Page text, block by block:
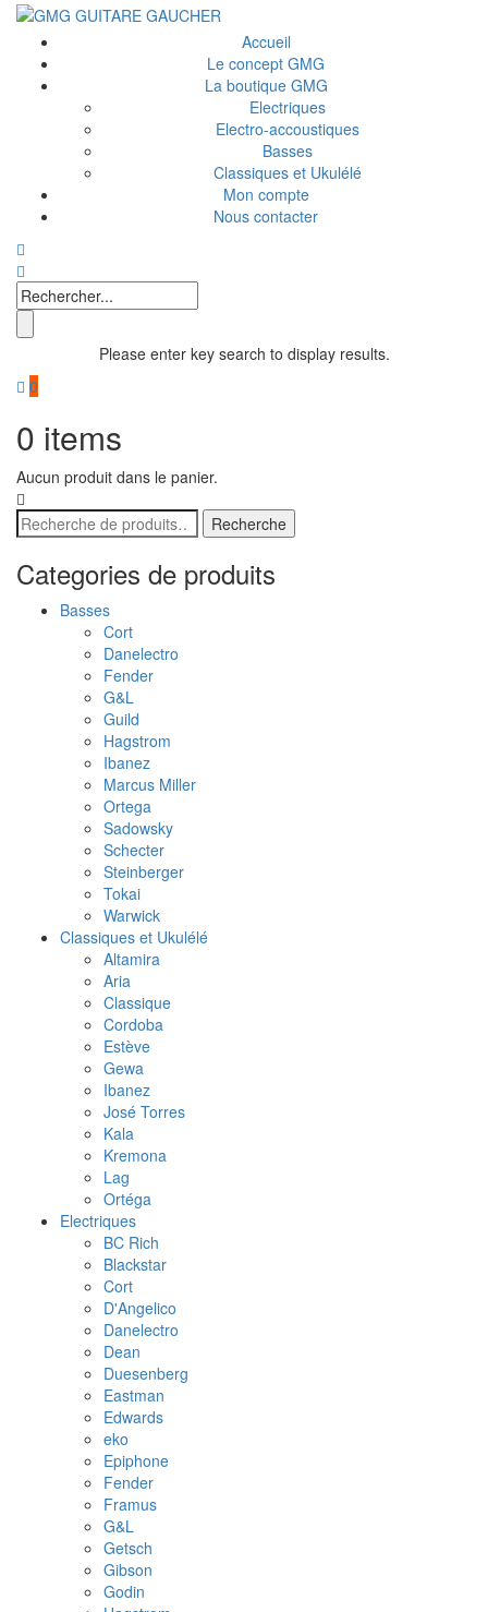
Accueil
Le concept GMG
La boutique GMG
Electriques
Electro-accoustiques
Basses
Classiques et Ukulélé
Mon compte
Nous contacter
Please enter key search to display results.
0
0 items
Aucun produit dans le panier.
Recherche
pour :
Recherche
Categories de produits
Basses
Cort
Danelectro
Fender
G&L
Guild
Hagstrom
Ibanez
Marcus Miller
Ortega
Sadowsky
Schecter
Steinberger
Tokai
Warwick
Classiques et Ukulélé
Altamira
Aria
Classique
Cordoba
Estève
Gewa
Ibanez
José Torres
Kala
Kremona
Lag
Ortéga
Electriques
BC Rich
Blackstar
Cort
D'Angelico
Danelectro
Dean
Duesenberg
Eastman
Edwards
eko
Epiphone
Fender
Framus
G&L
Getsch
Gibson
Godin